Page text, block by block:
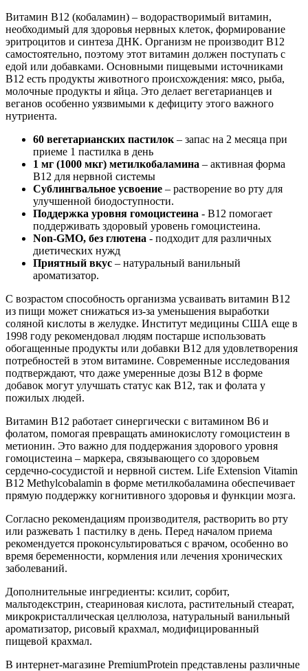
Витамин B12 (кобаламин) – водорастворимый витамин,
необходимый для здоровья нервных клеток, формирование
эритроцитов и синтеза ДНК. Организм не производит B12
самостоятельно, поэтому этот витамин должен поступать с
едой или добавками. Основными пищевыми источниками
B12 есть продукты животного происхождения: мясо, рыба,
молочные продукты и яйца. Это делает вегетарианцев и
веганов особенно уязвимыми к дефициту этого важного
нутриента.
60 вегетарианских пастилок – запас на 2 месяца при
приеме 1 пастилка в день
1 мг (1000 мкг) метилкобаламина – активная форма
B12 для нервной системы
Сублингвальное усвоение – растворение во рту для
улучшенной биодоступности.
Поддержка уровня гомоцистеина - B12 помогает
поддерживать здоровый уровень гомоцистеина.
Non-GMO, без глютена - подходит для различных
диетических нужд
Приятный вкус – натуральный ванильный
ароматизатор.
С возрастом способность организма усваивать витамин B12
из пищи может снижаться из-за уменьшения выработки
соляной кислоты в желудке. Институт медицины США еще в
1998 году рекомендовал людям постарше использовать
обогащенные продукты или добавки B12 для удовлетворения
потребностей в этом витамине. Современные исследования
подтверждают, что даже умеренные дозы B12 в форме
добавок могут улучшать статус как B12, так и фолата у
пожилых людей.
Витамин B12 работает синергически с витамином B6 и
фолатом, помогая превращать аминокислоту гомоцистеин в
метионин. Это важно для поддержания здорового уровня
гомоцистеина – маркера, связывающего со здоровьем
сердечно-сосудистой и нервной систем. Life Extension Vitamin
B12 Methylcobalamin в форме метилкобаламина обеспечивает
прямую поддержку когнитивного здоровья и функции мозга.
Согласно рекомендациям производителя, растворить во рту
или разжевать 1 пастилку в день. Перед началом приема
рекомендуется проконсультироваться с врачом, особенно во
время беременности, кормления или лечения хронических
заболеваний.
Дополнительные ингредиенты: ксилит, сорбит,
мальтодекстрин, стеариновая кислота, растительный стеарат,
микрокристаллическая целлюлоза, натуральный ванильный
ароматизатор, рисовый крахмал, модифицированный
пищевой крахмал.
В интернет-магазине PremiumProtein представлены различные